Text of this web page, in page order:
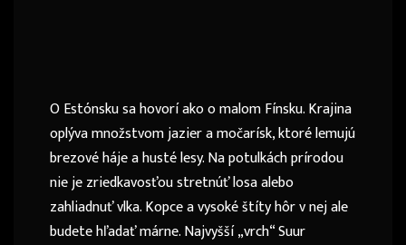
O Estónsku sa hovorí ako o malom Fínsku. Krajina
oplýva množstvom jazier a močarísk, ktoré lemujú
brezové háje a husté lesy. Na potulkách prírodou
nie je zriedkavosťou stretnúť losa alebo
zahliadnuť vlka. Kopce a vysoké štíty hôr v nej ale
budete hľadať márne. Najvyšší „vrch“ Suur